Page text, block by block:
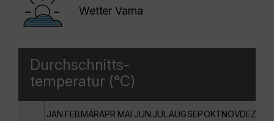
Wetter Varna
Durchschnitts-
temperatur (°C)
JAN FEBMÄRAPR MAI JUN JUL AUGSEPOKTNOVDEZ